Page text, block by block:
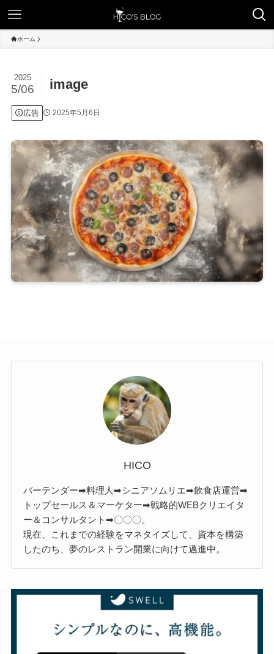
ホーム
image
2025
5/06
広告 2025年5月6日
HICO
バーテンダー➡料理人➡シニアソムリエ➡飲食店運営➡
トップセールス＆マーケター➡戦略的WEBクリエイタ
ー＆コンサルタント➡〇〇〇。
現在、これまでの経験をマネタイズして、資本を構築
したのち、夢のレストラン開業に向けて邁進中。